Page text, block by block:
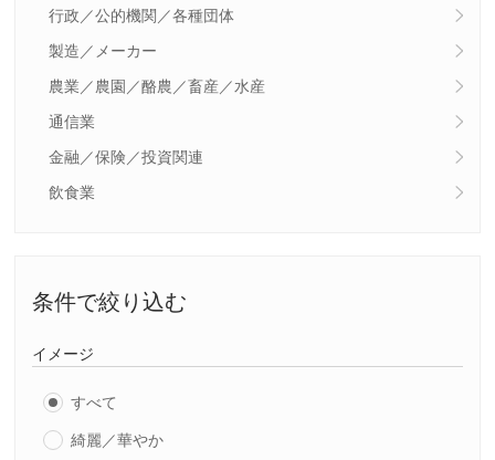
行政／公的機関／各種団体
製造／メーカー
農業／農園／酪農／畜産／水産
通信業
金融／保険／投資関連
飲食業
条件で絞り込む
イメージ
すべて
綺麗／華やか